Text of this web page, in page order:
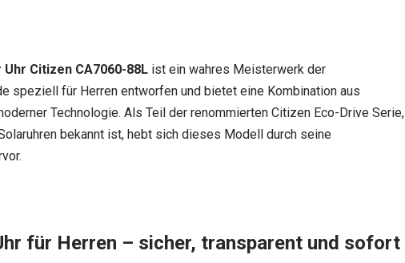
Citizen CA7060-88L ist ein wahres Meisterwerk der
speziell für Herren entworfen und bietet eine Kombination aus
Technologie. Als Teil der renommierten Citizen Eco-Drive Serie,
bekannt ist, hebt sich dieses Modell durch seine
für Herren – sicher, transparent und sofort